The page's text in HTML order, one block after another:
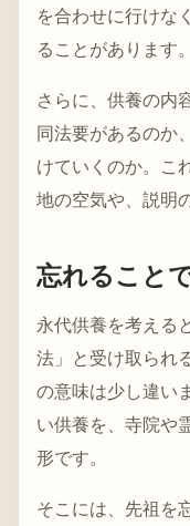
を合わせに行けな
ることがあります。
さらに、供養の内
同法要があるのか
けていくのか。こ
地の空気や、説明
忘れること
永代供養を考える
法」と受け取られ
の意味は少し違い
い供養を、寺院や
形です。
そこには、先祖を